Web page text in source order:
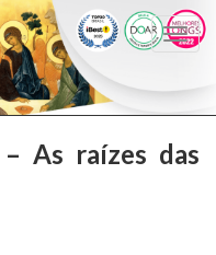
As raízes das